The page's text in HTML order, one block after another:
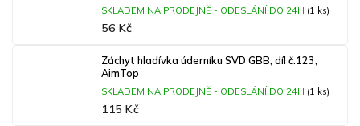
SKLADEM NA PRODEJNĚ - ODESLÁNÍ DO 24H (1 ks)
56 Kč
Záchyt hladívka úderníku SVD GBB, díl č.123,
AimTop
SKLADEM NA PRODEJNĚ - ODESLÁNÍ DO 24H (1 ks)
115 Kč